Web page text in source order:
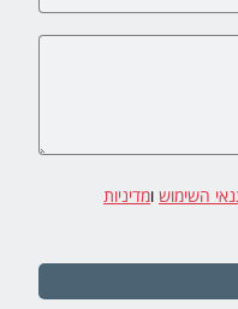
השימוש ומדיניות